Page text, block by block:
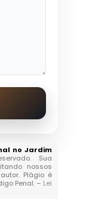
no Jardim
Sua
nossos
Plágio é
Penal. – Lei